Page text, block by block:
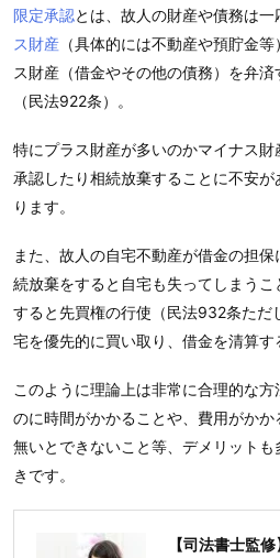
限定承認とは、故人の財産や債務は
ス財産 （具体的には不動産や預貯金
ス財産（借金やその他の債務）を弁
（民法922条）。
特にプラス財産が多いのかマイナス
承認したり相続放棄することに不安
ります。
また、故人の自宅不動産が借金の担
続放棄をすると自宅も失ってしまう
すると先買権の行使（民法932条ただ
宅を優先的に買い取り、借金を清算す
このように理論上は非常に合理的な
のに時間がかかることや、費用がか
無いとできないこと等、デメリット
きです。
【司法書士監